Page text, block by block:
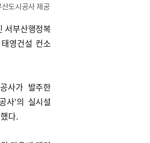
도시공사 제공
서부산행정복
영건설 컨소
사가 발주한
사’의 실시설
다.